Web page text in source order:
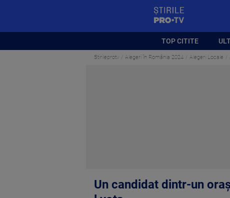
TOP CITITE
Stirileprotv Alegeri în România 2024 Alegeri Locale
Un candidat dintr-un